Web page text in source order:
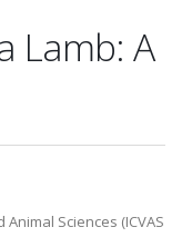
Lamb: A
Sciences (ICVAS